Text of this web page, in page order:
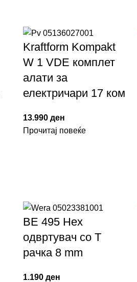
Kraftform Kompakt
W 1 VDE комплет
алати за
електричари 17 ком
13.990 ден
Прочитај повеќе
ВЕ 495 Hex
одвртувач со Т
рачка 8 mm
1.190 ден